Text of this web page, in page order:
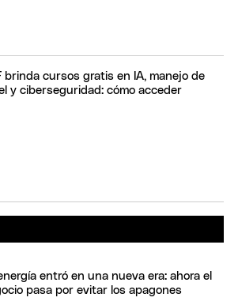
brinda cursos gratis en IA, manejo de
y ciberseguridad: cómo acceder
entró en una nueva era: ahora el
pasa por evitar los apagones